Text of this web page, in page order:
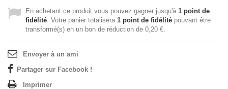
En achetant ce produit vous pouvez gagner jusqu'à 1 point de
fidélité. Votre panier totalisera 1 point de fidélité pouvant être
transformé(s) en un bon de réduction de 0,20 €.
Envoyer à un ami
Partager sur Facebook !
Imprimer